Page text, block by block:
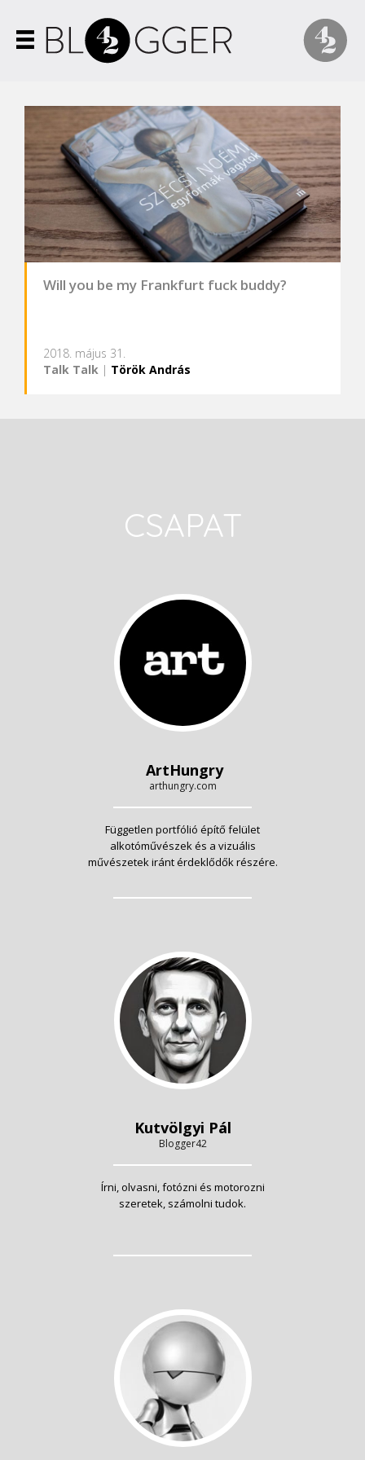
Will you be my Frankfurt fuck buddy?
2018. május 31.
Talk Talk | Török András
CSAPAT
ArtHungry
arthungry.com
Független portfólió építő felület
alkotóművészek és a vizuális
művészetek iránt érdeklődők részére.
Kutvölgyi Pál
Blogger42
Írni, olvasni, fotózni és motorozni
szeretek, számolni tudok.